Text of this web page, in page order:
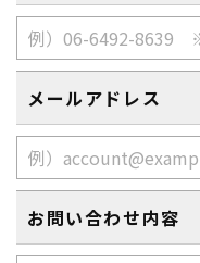
メールアドレス
お問い合わせ内容